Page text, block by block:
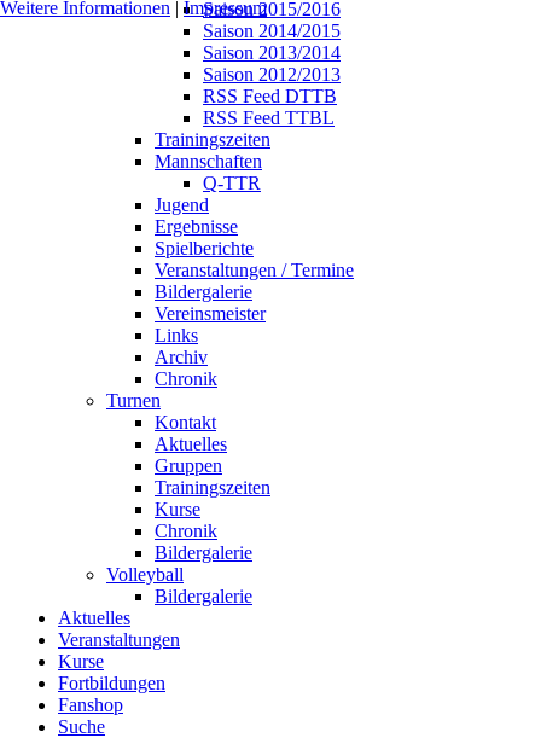
Saison 2015/2016
Saison 2014/2015
Saison 2013/2014
Saison 2012/2013
RSS Feed DTTB
RSS Feed TTBL
Trainingszeiten
Mannschaften
Q-TTR
Jugend
Ergebnisse
Spielberichte
Veranstaltungen / Termine
Bildergalerie
Vereinsmeister
Links
Archiv
Chronik
Turnen
Kontakt
Aktuelles
Gruppen
Trainingszeiten
Kurse
Chronik
Bildergalerie
Volleyball
Bildergalerie
Aktuelles
Veranstaltungen
Kurse
Fortbildungen
Fanshop
Suche
Weitere Informationen | Impressum